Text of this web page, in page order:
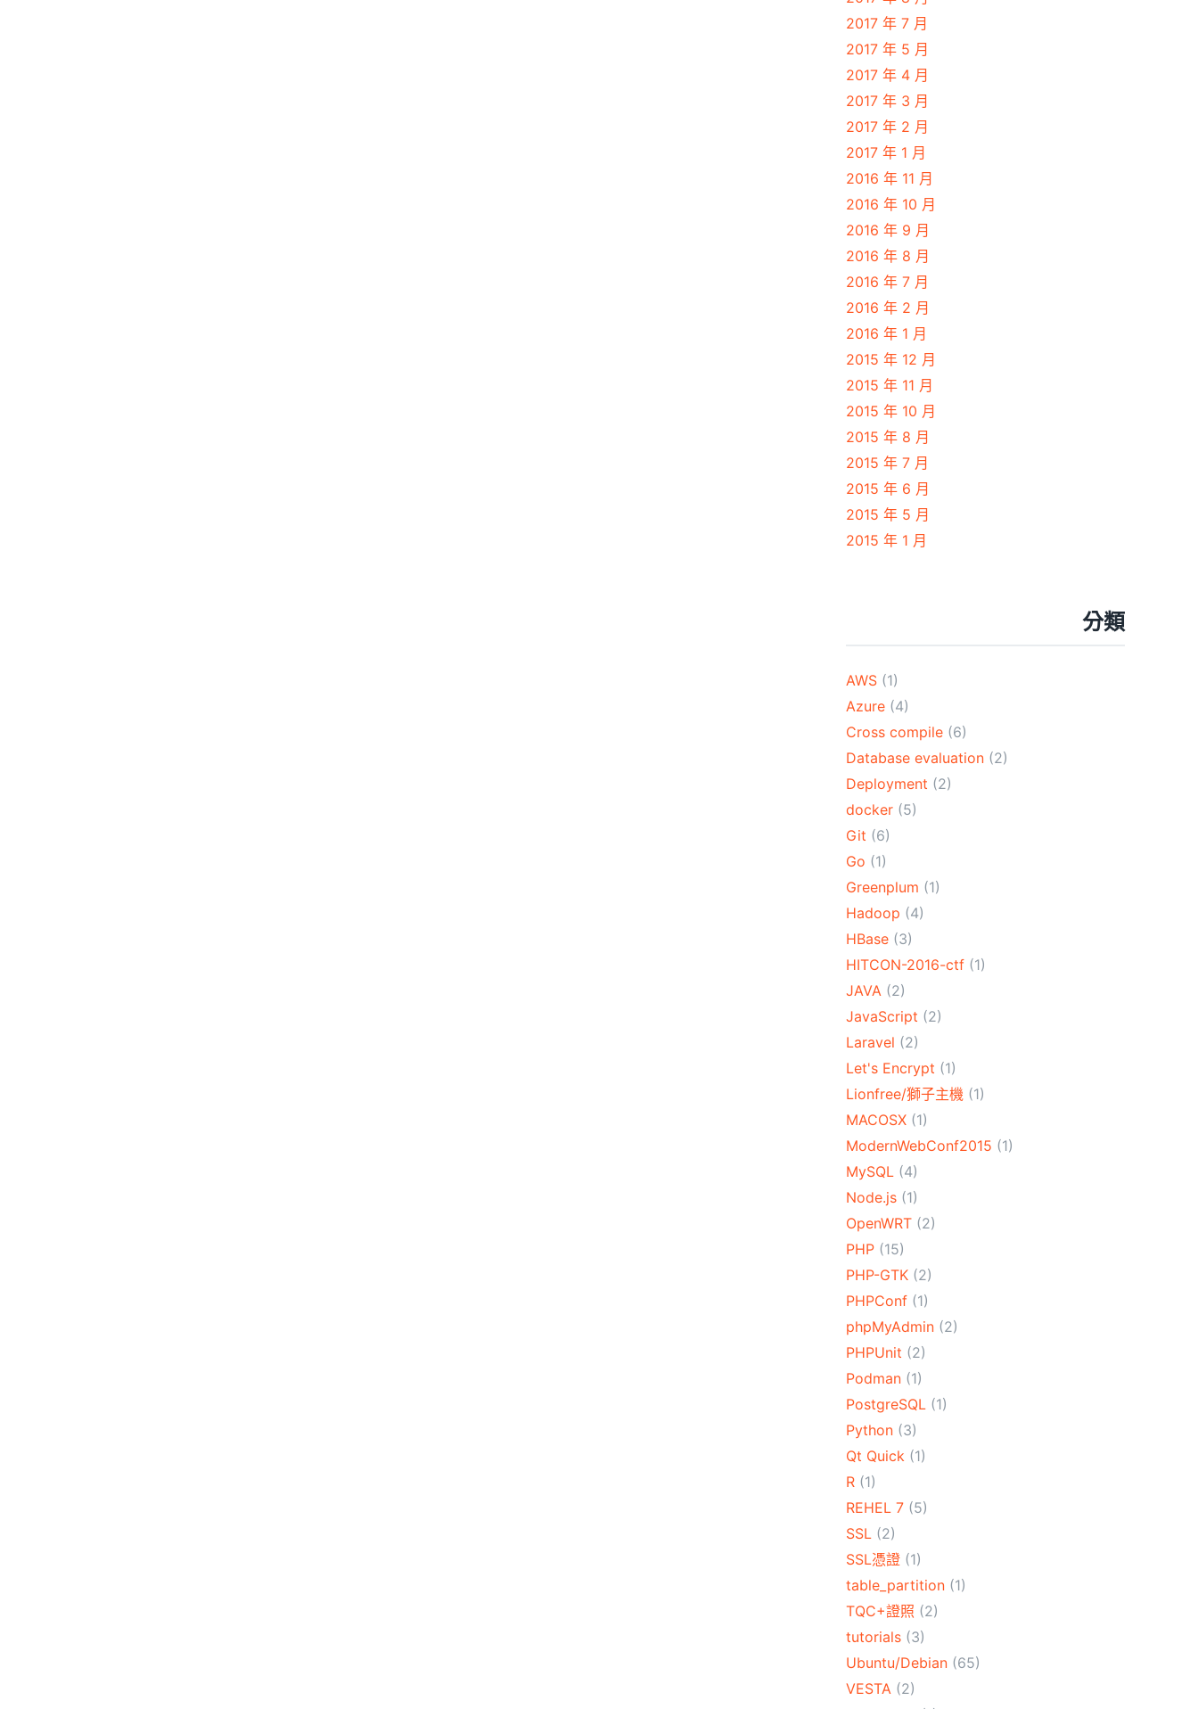
2017 年 7 月
2017 年 5 月
2017 年 4 月
2017 年 3 月
2017 年 2 月
2017 年 1 月
2016 年 11 月
2016 年 10 月
2016 年 9 月
2016 年 8 月
2016 年 7 月
2016 年 2 月
2016 年 1 月
2015 年 12 月
2015 年 11 月
2015 年 10 月
2015 年 8 月
2015 年 7 月
2015 年 6 月
2015 年 5 月
2015 年 1 月
分類
AWS (1)
Azure (4)
Cross compile (6)
Database evaluation (2)
Deployment (2)
docker (5)
Git (6)
Go (1)
Greenplum (1)
Hadoop (4)
HBase (3)
HITCON-2016-ctf (1)
JAVA (2)
JavaScript (2)
Laravel (2)
Let's Encrypt (1)
Lionfree/獅子主機 (1)
MACOSX (1)
ModernWebConf2015 (1)
MySQL (4)
Node.js (1)
OpenWRT (2)
PHP (15)
PHP-GTK (2)
PHPConf (1)
phpMyAdmin (2)
PHPUnit (2)
Podman (1)
PostgreSQL (1)
Python (3)
Qt Quick (1)
R (1)
REHEL 7 (5)
SSL (2)
SSL憑證 (1)
table_partition (1)
TQC+證照 (2)
tutorials (3)
Ubuntu/Debian (65)
VESTA (2)